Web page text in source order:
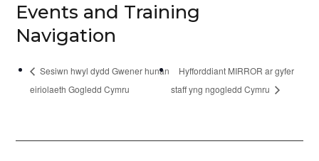
Events and Training
Navigation
Sesiwn hwyl dydd Gwener hunan
eiriolaeth Gogledd Cymru
Hyfforddiant MIRROR ar gyfer
staff yng ngogledd Cymru